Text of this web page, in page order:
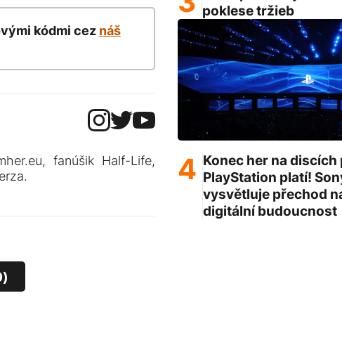
kódmi cez náš
fanúšik Half-Life,
poklese tržieb
Konec her na discích
PlayStation platí!
vysvětluje přechod
digitální budoucnost